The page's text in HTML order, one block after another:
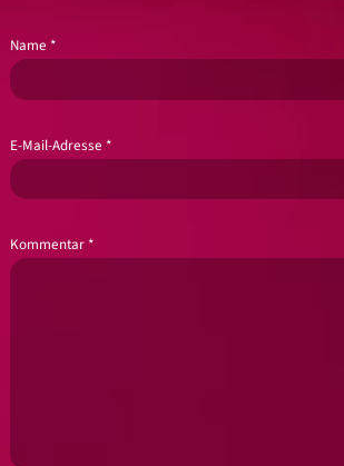
Name *
E-Mail-Adresse *
Kommentar *